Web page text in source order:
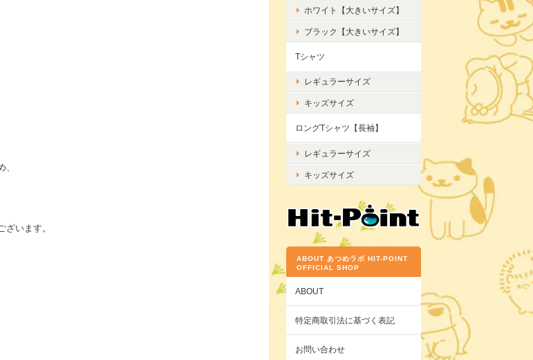
います。
ホワイト【大きいサイズ】
ブラック【大きいサイズ】
Tシャツ
レギュラーサイズ
キッズサイズ
ロングTシャツ【長袖】
レギュラーサイズ
キッズサイズ
ABOUT あつめラボ HIT-POINT
OFFICIAL SHOP
ABOUT
特定商取引法に基づく表記
お問い合わせ